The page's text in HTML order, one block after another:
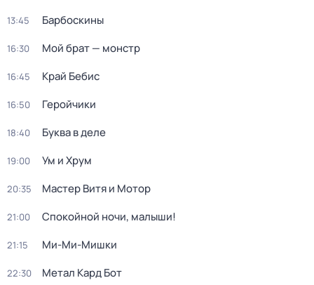
13:45 Барбоскины
16:30 Мой брат — монстр
16:45 Край Бебис
16:50 Геройчики
18:40 Буква в деле
19:00 Ум и Хрум
20:35 Мастер Витя и Мотор
21:00 Спокойной ночи, малыши!
21:15 Ми-Ми-Мишки
22:30 Метал Кард Бот